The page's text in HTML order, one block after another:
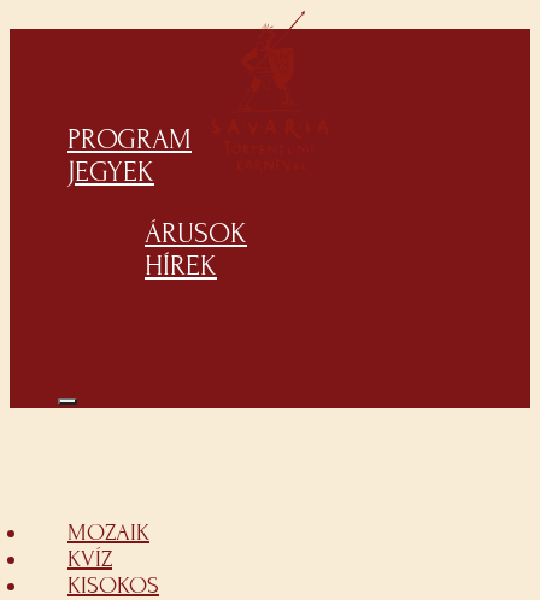
PROGRAM
JEGYEK
ÁRUSOK
HÍREK
MOZAIK
KVÍZ
KISOKOS